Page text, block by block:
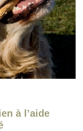
à l’aide